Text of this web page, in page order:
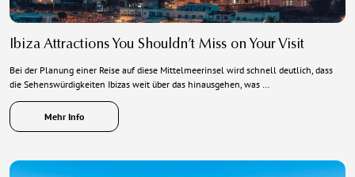
Ibiza Attractions You Shouldn’t Miss on Your Visit
Bei der Planung einer Reise auf diese Mittelmeerinsel wird schnell deutlich, dass
die Sehenswürdigkeiten Ibizas weit über das hinausgehen, was …
Mehr Info